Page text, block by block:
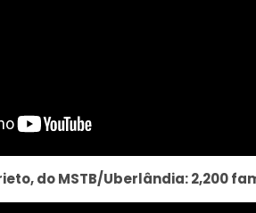
do MSTB/Uberlândia: 2,200